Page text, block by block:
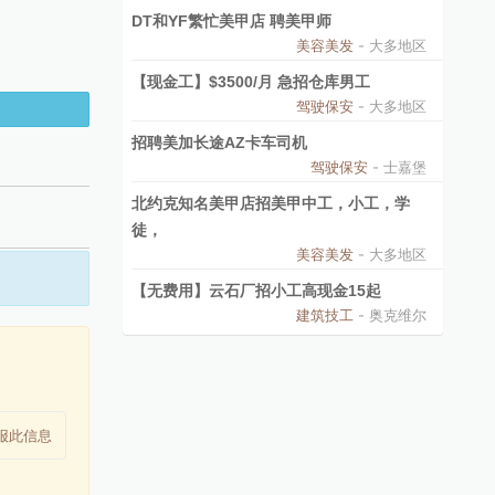
此信息
DT和YF繁忙美甲店 聘美甲师
美容美发 - 大多地区
【现金工】$3500/月 急招仓库男工
驾驶保安 - 大多地区
招聘美加长途AZ卡车司机
驾驶保安 - 士嘉堡
北约克知名美甲店招美甲中工，小工，学
徒，
美容美发 - 大多地区
【无费用】云石厂招小工高现金15起
建筑技工 - 奥克维尔